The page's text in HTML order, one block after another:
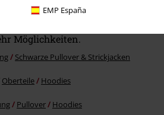
EMP España
Möglichkeiten.
Schwarze Pullover & Strickjacken
Oberteile Hoodies
Pullover Hoodies